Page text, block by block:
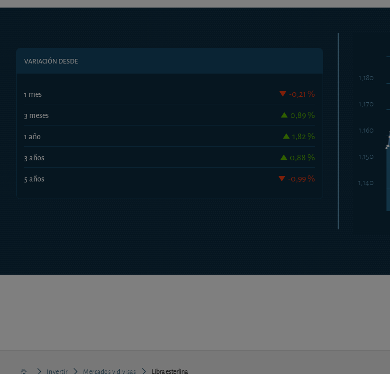
VARIACIÓN DESDE
1 mes -0,21 %
3 meses 0,89 %
1 año 1,82 %
3 años 0,88 %
5 años -0,99 % 1,140
1,150
1,160
1,170
1,180
Invertir Mercados y divisas Libra esterlina